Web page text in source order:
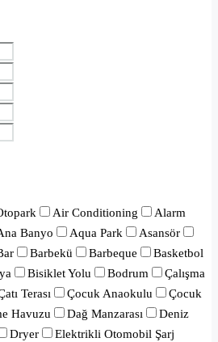
Air Conditioning
Alarm
Banyo Aqua Park
Asansör
Barbekü Barbeque
Basketbol
Bisiklet Yolu Bodrum
Çalışma
Terası Çocuk Anaokulu
Çocuk
Havuzu Dağ Manzarası
Deniz
Dryer
Elektrikli Otomobil Şarj